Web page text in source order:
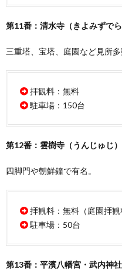
第11番：清水寺（きよみずでら
三重塔、宝塔、庭園など見所多
拝観料：無料
駐車場：150台
第12番：雲樹寺（うんじゅじ）
四脚門や朝鮮鐘で有名。
拝観料：無料（庭園拝観
駐車場：50台
第13番：平濱八幡宮・武内神